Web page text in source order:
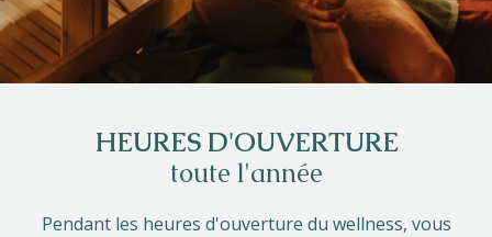
HEURES D'OUVERTURE
toute l'année
Pendant les heures d'ouverture du wellness, vous